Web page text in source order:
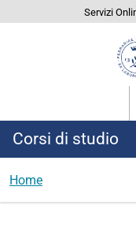
Servizi
Corsi di studio
Home